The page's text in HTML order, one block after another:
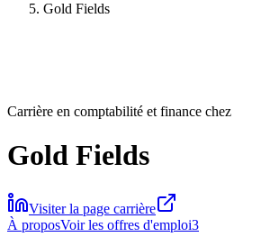
Gold Fields
Carrière en comptabilité et finance chez
Gold Fields
Visiter la page carrière
À proposVoir les offres d'emploi3